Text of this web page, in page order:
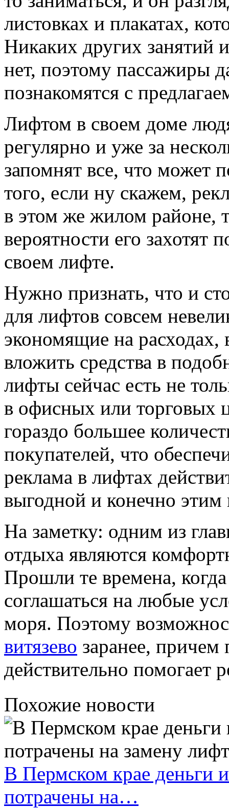
листовках и плакатах,
Никаких других занятий
нет, поэтому пассажиры
познакомятся с
Лифтом в своем доме
регулярно и уже за
запомнят все, что может
того, если ну скажем,
в этом же жилом районе,
вероятности его захотят
своем лифте.
Нужно признать, что и
для лифтов совсем
экономящие на расходах,
вложить средства в
лифты сейчас есть не
в офисных или торговых
гораздо большее
покупателей, что
реклама в лифтах
выгодной и конечно этим
На заметку: одним из
отдыха являются
Прошли те времена,
соглашаться на любые
моря. Поэтому
витязево заранее,
действительно
Похожие новости
В Пермском крае деньги
потрачены на…